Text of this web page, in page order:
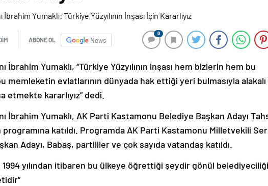
ABONE OL News
0
İbrahim Yumaklı, “Türkiye Yüzyılının inşası hem bizlerin hem bu
memleketin evlatlarının dünyada hak ettiği yeri bulmasıyla
etmekte kararlıyız” dedi.
İbrahim Yumaklı, AK Parti Kastamonu Belediye Başkan Adayı
programına katıldı. Programda AK Parti Kastamonu Milletvekili
Adayı, Babaş, partililer ve çok sayıda vatandaş katıldı.
1994 yılından itibaren bu ülkeye öğrettiği şeydir gönül belediyeciliği